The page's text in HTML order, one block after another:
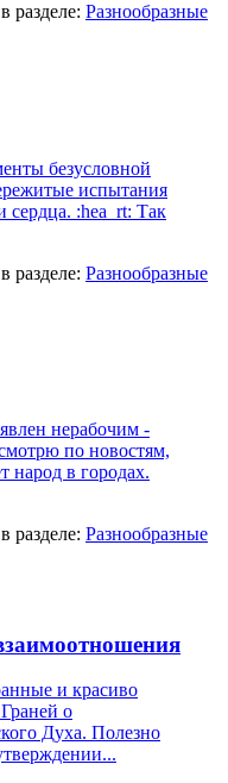
в разделе: Разнообразные
безусловной
испытания
:hea_rt: Так
в разделе: Разнообразные
нерабочим -
по новостям,
народ в городах.
в разделе: Разнообразные
и красиво
о
Духа. Полезно